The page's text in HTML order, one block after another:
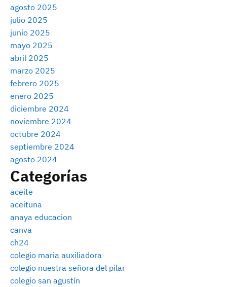
agosto 2025
julio 2025
junio 2025
mayo 2025
abril 2025
marzo 2025
febrero 2025
enero 2025
diciembre 2024
noviembre 2024
octubre 2024
septiembre 2024
agosto 2024
Categorías
aceite
aceituna
anaya educacion
canva
ch24
colegio maria auxiliadora
colegio nuestra señora del pilar
colegio san agustín